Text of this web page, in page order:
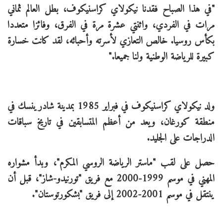
"في هذا الصباح فقدنا نيكولاي كراسنيكوف، بطل العالم ثماني
مرات في الفردي، واثنتي عشرة مرة في الفرق، وفائزا متعددا
بكأس روسيا. خالص التعازي لأسرته وأحبائه، لقد كانت خسارة
كبيرة للرياضة الوطنية ولنا جميعا."
ولد نيكولاي كراسنيكوف في فبراير 1985 بمدينة شادرينسك في
منطقة كورغان، ويعد من أعظم المتسابقين في تاريخ سباقات
الدراجات على الجليد.
حصل على لقب "ماستر الرياضة الروسي المكرم"، وبدأ مشواره
المهني في موسم 1999-2000 مع فريق "تورنيدو-شاز"، قبل أن
ينتقل في موسم 2001-2002 إلى فريق "بشكورتوستان".